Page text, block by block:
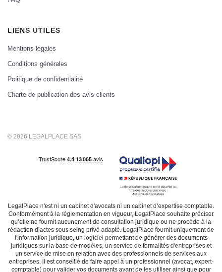
LIENS UTILES
Mentions légales
Conditions générales
Politique de confidentialité
Charte de publication des avis clients
© 2026 LEGALPLACE SAS
LegalPlace n'est ni un cabinet d'avocats ni un cabinet d’expertise comptable.
Conformément à la réglementation en vigueur, LegalPlace souhaite préciser
qu’elle ne fournit aucunement de consultation juridique ou ne procède à la
rédaction d’actes sous seing privé adapté. LegalPlace fournit uniquement de
l'information juridique, un logiciel permettant de générer des documents
juridiques sur la base de modèles, un service de formalités d'entreprises et
un service de mise en relation avec des professionnels de services aux
entreprises. Il est conseillé de faire appel à un professionnel (avocat, expert-
comptable) pour valider vos documents avant de les utiliser ainsi que pour